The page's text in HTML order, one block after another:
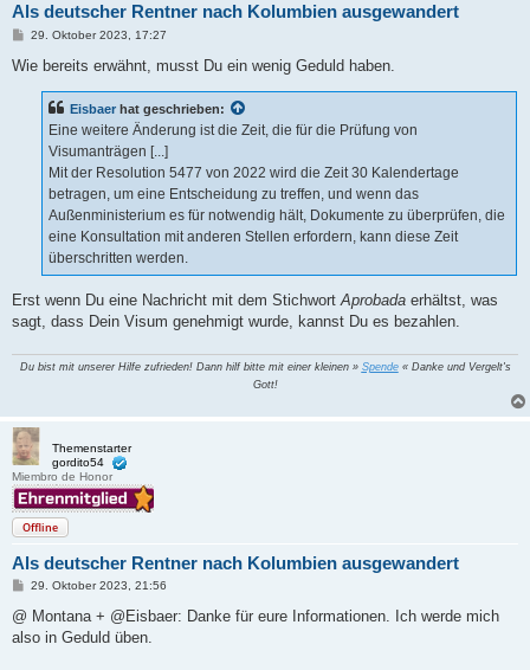
Als deutscher Rentner nach Kolumbien ausgewandert
B
i
29. Oktober 2023, 17:27
Wie bereits erwähnt, musst Du ein wenig Geduld haben.
Eisbaer hat geschrieben:
Eine weitere Änderung ist die Zeit, die für die Prüfung von
Visumanträgen [...]
Mit der Resolution 5477 von 2022 wird die Zeit 30 Kalendertage
betragen, um eine Entscheidung zu treffen, und wenn das
Außenministerium es für notwendig hält, Dokumente zu überprüfen, die
eine Konsultation mit anderen Stellen erfordern, kann diese Zeit
überschritten werden.
Erst wenn Du eine Nachricht mit dem StichwortAprobada erhältst, was
sagt, dass Dein Visum genehmigt wurde, kannst Du es bezahlen.
Du bist mit unserer Hilfe zufrieden! Dann hilf bitte mit einer kleinen » Spende« Danke und Vergelt's
Gott!
Themenstarter
gordito54
Miembro de Honor
Offline
Als deutscher Rentner nach Kolumbien ausgewandert
B
i
r
29. Oktober 2023, 21:56
@ Montana + @Eisbaer: Danke für eure Informationen. Ich werde mich
also in Geduld üben.